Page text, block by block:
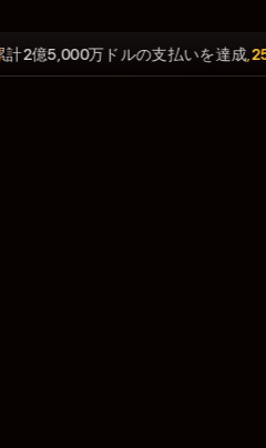
5,000万ドルの支払いを達成,25%